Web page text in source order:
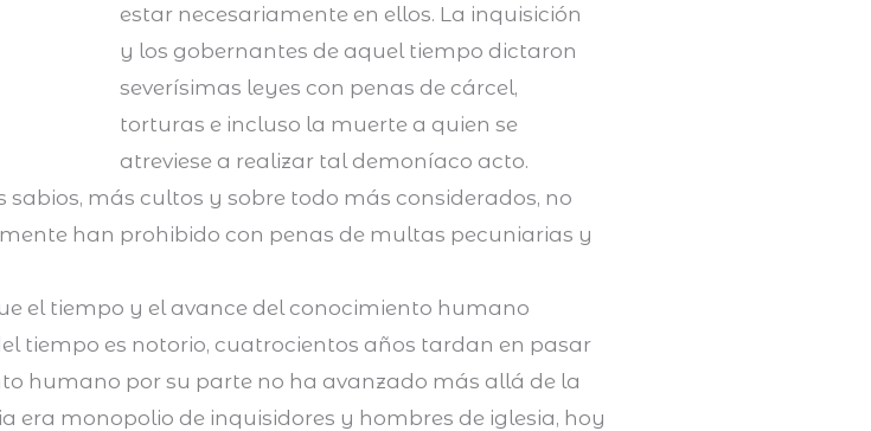
estar necesariamente en ellos. La inquisición
y los gobernantes de aquel tiempo dictaron
severísimas leyes con penas de cárcel,
torturas e incluso la muerte a quien se
atreviese a realizar tal demoníaco acto.
más cultos y sobre todo más considerados, no
han prohibido con penas de multas pecuniarias y
el tiempo y el avance del conocimiento humano
tiempo es notorio, cuatrocientos años tardan en pasar
humano por su parte no ha avanzado más allá de la
era monopolio de inquisidores y hombres de iglesia, hoy